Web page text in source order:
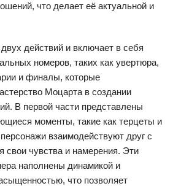
что делает её актуальной и
действий и включает в себя
номеров, таких как увертюра,
и финалы, которые
Моцарта в создании
В первой части представлены
моменты, такие как терцеты и
взаимодействуют друг с
свои чувства и намерения. Эти
наполнены динамикой и
что позволяет